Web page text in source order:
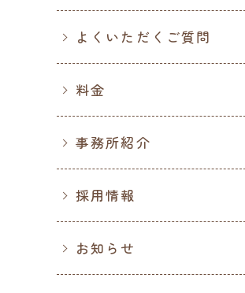
よくいただくご質問
料金
事務所紹介
採用情報
お知らせ